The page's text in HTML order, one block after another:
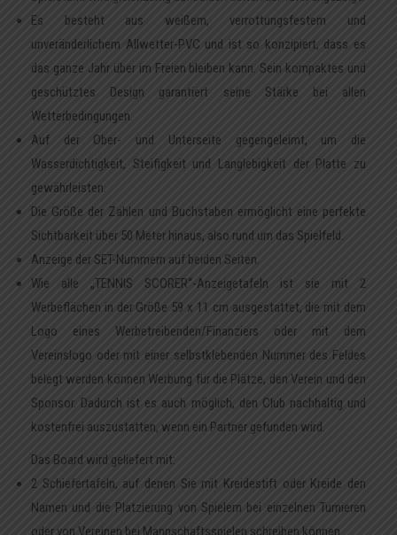
Es besteht aus weißem, verrottungsfestem und
unveränderlichem Allwetter-PVC und ist so konzipiert, dass es
das ganze Jahr über im Freien bleiben kann. Sein kompaktes und
geschütztes Design garantiert seine Stärke bei allen
Wetterbedingungen.
Auf der Ober- und Unterseite gegengeleimt, um die
Wasserdichtigkeit, Steifigkeit und Langlebigkeit der Platte zu
gewährleisten.
Die Größe der Zahlen und Buchstaben ermöglicht eine perfekte
Sichtbarkeit über 50 Meter hinaus, also rund um das Spielfeld.
Anzeige der SET-Nummern auf beiden Seiten.
Wie alle „TENNIS SCORER“-Anzeigetafeln ist sie mit 2
Werbeflächen in der Größe 59 x 11 cm ausgestattet, die mit dem
Logo eines Werbetreibenden/Finanziers oder mit dem
Vereinslogo oder mit einer selbstklebenden Nummer des Feldes
belegt werden können Werbung für die Plätze, den Verein und den
Sponsor. Dadurch ist es auch möglich, den Club nachhaltig und
kostenfrei auszustatten, wenn ein Partner gefunden wird.
Das Board wird geliefert mit:
2 Schiefertafeln, auf denen Sie mit Kreidestift oder Kreide den
Namen und die Platzierung von Spielern bei einzelnen Turnieren
oder von Vereinen bei Mannschaftsspielen schreiben können.